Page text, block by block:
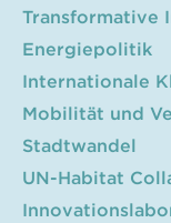
Transformative
Energiepolitik
Internationale
Mobilität und
Stadtwandel
UN-Habitat